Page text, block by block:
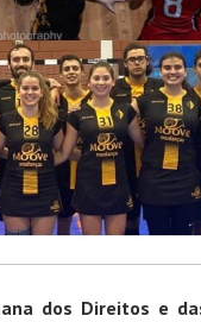
dos Direitos e